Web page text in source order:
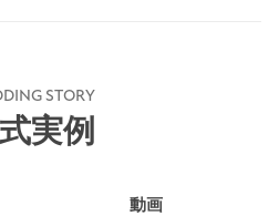
STORY
実例
動画